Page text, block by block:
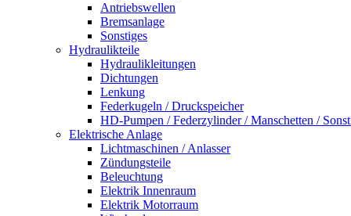
Antriebswellen
Bremsanlage
Sonstiges
Hydraulikteile
Hydraulikleitungen
Dichtungen
Lenkung
Federkugeln / Druckspeicher
HD-Pumpen / Federzylinder / Manschetten /
Elektrische Anlage
Lichtmaschinen / Anlasser
Zündungsteile
Beleuchtung
Elektrik Innenraum
Elektrik Motorraum